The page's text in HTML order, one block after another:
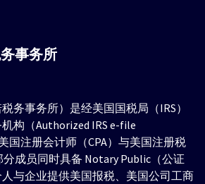
事务所
务事务所）是经美国国税局（IRS）
构（Authorized IRS e-file
国注册会计师（CPA）与美国注册税
成员同时具备 Notary Public（公证
与企业提供美国报税、美国公司工商